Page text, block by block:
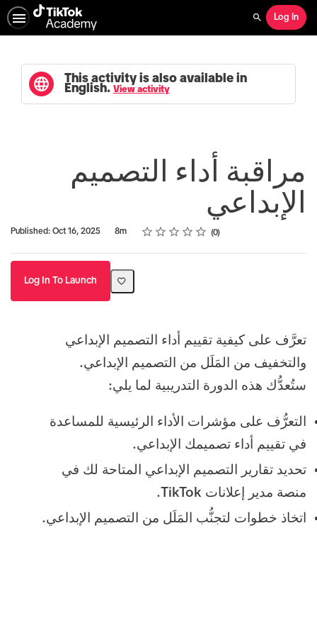
Search
Log In
This activity is also available in
English. View activity
مراقبة أداء التصميم
الإبداعي
Published: Oct 16, 2025
Duration 8m Rating
1 star
2 stars
3 stars
4 stars
5 stars
Average rating: 0 0
No reviews
Log In To Launch
تعرَّف على كيفية تقييم أداء التصميم الإبداعي
والتخفيف من المَلَل من التصميم الإبداعي.
ستُعدُّك هذه الدورة التدريبية لما يلي:
التعرُّف على مؤشرات الأداء الرئيسية للمساعدة
في تقييم أداء تصميمك الإبداعي.
تحديد تقارير التصميم الإبداعي المتاحة لك في
منصة مدير إعلانات TikTok.
اتخاذ خطوات لتجنُّب المَلَل من التصميم الإبداعي.